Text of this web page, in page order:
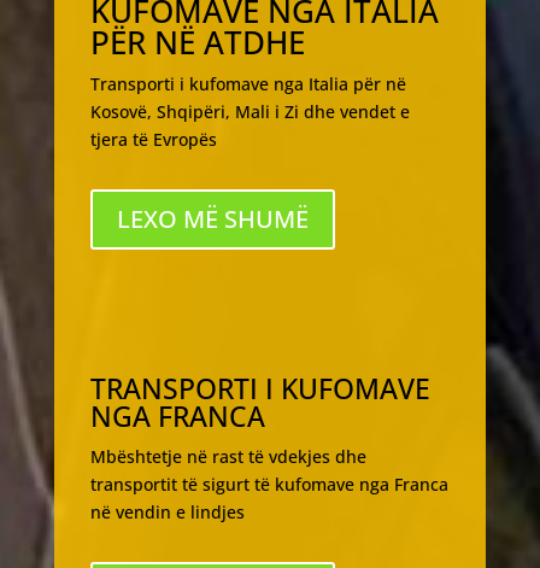
KUFOMAVE NGA ITALIA
PËR NË ATDHE
Transporti i kufomave nga Italia për në
Kosovë, Shqipëri, Mali i Zi dhe vendet e
tjera të Evropës
LEXO MË SHUMË
TRANSPORTI I KUFOMAVE
NGA FRANCA
Mbështetje në rast të vdekjes dhe
transportit të sigurt të kufomave nga Franca
në vendin e lindjes